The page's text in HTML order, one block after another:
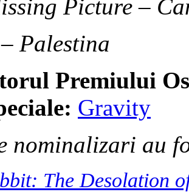
Picture –
Palestina
Premiului
Gravity
nominalizari au
The Desolation